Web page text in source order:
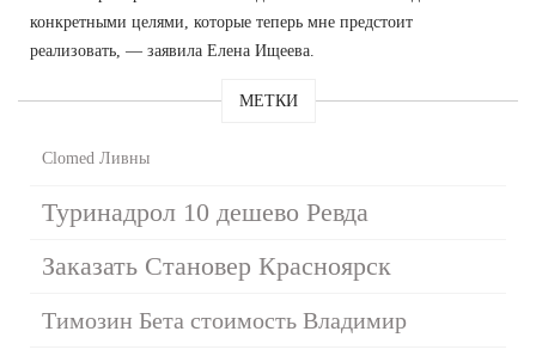
конкретными целями, которые теперь мне предстоит
реализовать, — заявила Елена Ищеева.
МЕТКИ
Clomed Ливны
Туринадрол 10 дешево Ревда
Заказать Становер Красноярск
Tимозин Бета стоимость Владимир